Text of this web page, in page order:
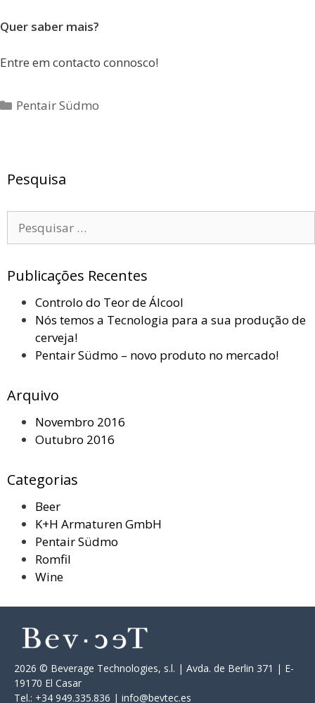
Quer saber mais?
Entre em contacto connosco!
Categorias
Pentair Südmo
Pesquisa
por:
Publicações Recentes
Controlo do Teor de Álcool
Nós temos a Tecnologia para a sua produção de
cerveja!
Pentair Südmo – novo produto no mercado!
Arquivo
Novembro 2016
Outubro 2016
Categorias
Beer
K+H Armaturen GmbH
Pentair Südmo
Romfil
Wine
2026 © Beverage Technologies, s.l. | Avda. de Berlin 371 | E-
19170 El Casar
Tel.: +34 949.335.836 | info@bevtec.es